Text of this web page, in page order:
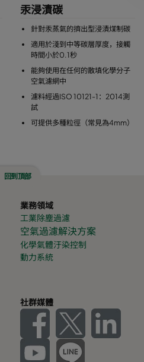
汞浸漬碳
針對汞蒸氣的擠出型浸漬煤制碳
適用於淺到中等碳層厚度，接觸
時間小於0.1秒
能夠使用在任何的散填化學分子
空氣濾網中
濾料經過ISO 10121-1：2014測
試
可提供多種粒徑（常見為4mm）
回到頂部
業務領域
工業除塵過濾
空氣過濾解決方案
化學氣體汙染控制
動力系統
社群媒體